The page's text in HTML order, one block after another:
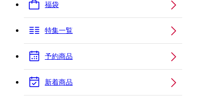
福袋
特集一覧
予約商品
新着商品